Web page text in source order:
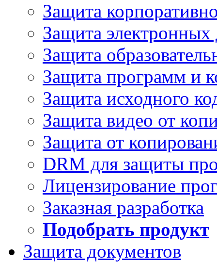
Защита
Защита электронных
Защита
Защита программ и
Защита исходного
Защита видео от
Защита от
DRM для защиты
Лицензирование
Заказная разработка
Подобрать продукт
Защита документов